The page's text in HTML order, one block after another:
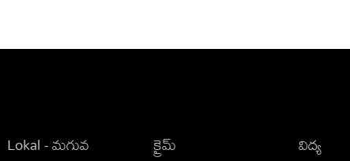
Lokal - మగువ
క్రైమ్
విద్య